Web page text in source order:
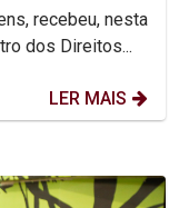
recebeu, nesta
dos Direitos...
LER MAIS